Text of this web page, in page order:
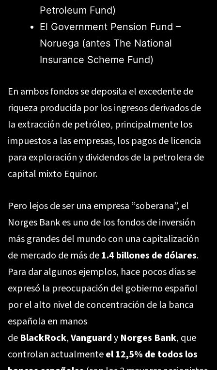
Petroleum Fund)
El Government Pension Fund –
Noruega (antes The National
Insurance Scheme Fund)
En ambos fondos se deposita el excedente de
riqueza producida por los ingresos derivados de
la extracción de petróleo, principalmente los
impuestos a las empresas, los pagos de licencia
para exploración y dividendos de la petrolera de
capital mixto Equinor.
Pero lejos de ser una empresa “soberana”, el
Norges Bank es uno de los fondos de inversión
más grandes del mundo con una capitalización
de mercado de más de1.4 billones de dólares.
Para dar algunos ejemplos, hace pocos días se
expresó la preocupación del gobierno español
por el alto nivel de concentración de la banca
española en manos
de BlackRock,Vanguardy Norges Bank, que
controlan actualmenteel 12,5% de todos los